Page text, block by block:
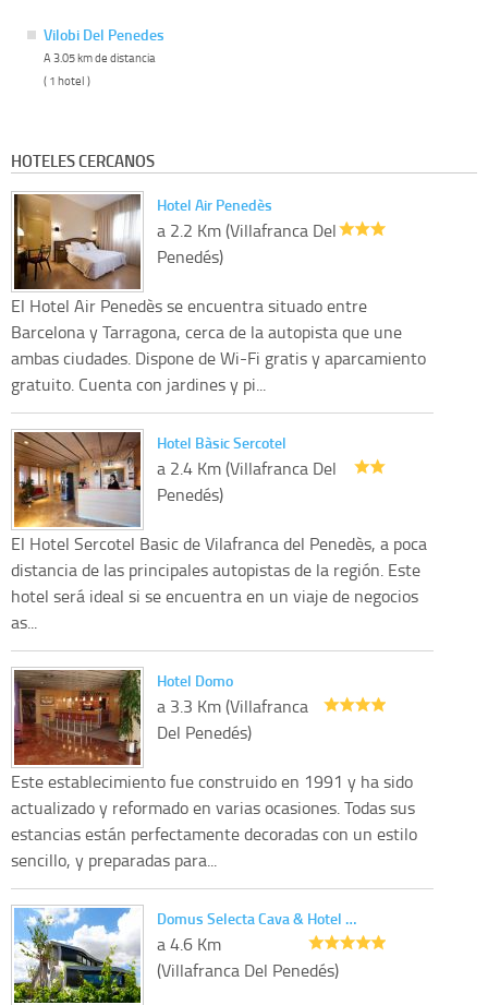
Vilobi Del Penedes
A 3.05 km de distancia
( 1 hotel )
HOTELES CERCANOS
Hotel Air Penedès
a 2.2 Km (Villafranca Del
Penedés)
El Hotel Air Penedès se encuentra situado entre
Barcelona y Tarragona, cerca de la autopista que une
ambas ciudades. Dispone de Wi-Fi gratis y aparcamiento
gratuito. Cuenta con jardines y pi...
Hotel Bàsic Sercotel
a 2.4 Km (Villafranca Del
Penedés)
El Hotel Sercotel Basic de Vilafranca del Penedès, a poca
distancia de las principales autopistas de la región. Este
hotel será ideal si se encuentra en un viaje de negocios
as...
Hotel Domo
a 3.3 Km (Villafranca
Del Penedés)
Este establecimiento fue construido en 1991 y ha sido
actualizado y reformado en varias ocasiones. Todas sus
estancias están perfectamente decoradas con un estilo
sencillo, y preparadas para...
Domus Selecta Cava & Hotel …
a 4.6 Km
(Villafranca Del Penedés)